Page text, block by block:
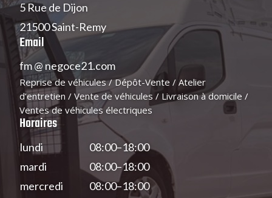
5 Rue de Dijon
21500 Saint-Remy
Email
fm@ negoce21.com
Reprise de véhicules / Dépôt-Vente / Atelier
d’entretien / Vente de véhicules / Livraison à domicile /
Ventes de véhicules électriques
Horaires
lundi
mardi
mercredi
08:00–18:00
08:00–18:00
08:00–18:00